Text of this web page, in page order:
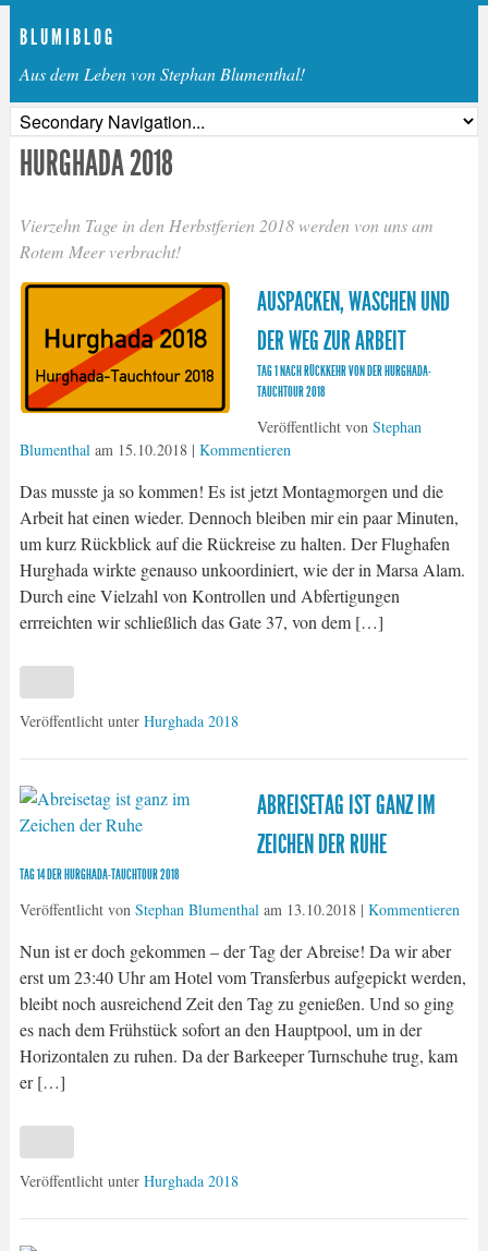
B L U M I B L O G
Aus dem Leben von Stephan Blumenthal!
HURGHADA 2018
Vierzehn Tage in den Herbstferien 2018 werden von uns am
Rotem Meer verbracht!
AUSPACKEN, WASCHEN UND
DER WEG ZUR ARBEIT
TAG 1 NACH RÜCKKEHR VON DER HURGHADA-
TAUCHTOUR 2018
Veröffentlicht von Stephan
Blumenthalam 15.10.2018| Kommentieren
Das musste ja so kommen! Es ist jetzt Montagmorgen und die
Arbeit hat einen wieder. Dennoch bleiben mir ein paar Minuten,
um kurz Rückblick auf die Rückreise zu halten. Der Flughafen
Hurghada wirkte genauso unkoordiniert, wie der in Marsa Alam.
Durch eine Vielzahl von Kontrollen und Abfertigungen
errreichten wir schließlich das Gate 37, von dem […]
Veröffentlicht unter Hurghada 2018
ABREISETAG IST GANZ IM
ZEICHEN DER RUHE
TAG 14 DER HURGHADA-TAUCHTOUR 2018
Veröffentlicht von Stephan Blumenthalam 13.10.2018| Kommentieren
Nun ist er doch gekommen – der Tag der Abreise! Da wir aber
erst um 23:40 Uhr am Hotel vom Transferbus aufgepickt werden,
bleibt noch ausreichend Zeit den Tag zu genießen. Und so ging
es nach dem Frühstück sofort an den Hauptpool, um in der
Horizontalen zu ruhen. Da der Barkeeper Turnschuhe trug, kam
er […]
Veröffentlicht unter Hurghada 2018